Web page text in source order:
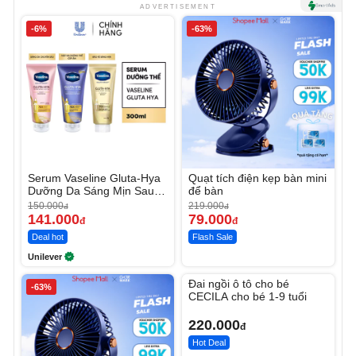
ADVERTISEMENT
-6%
Serum Vaseline Gluta-Hya
Dưỡng Da Sáng Mịn Sau 7
Ngày
150.000đ
141.000đ
Deal hot
Unilever
-63%
Quạt tích điện kẹp bàn mini
để bàn
219.000đ
79.000đ
Flash Sale
-63%
Đai ngồi ô tô cho bé
CECILA cho bé 1-9 tuổi
220.000đ
Hot Deal